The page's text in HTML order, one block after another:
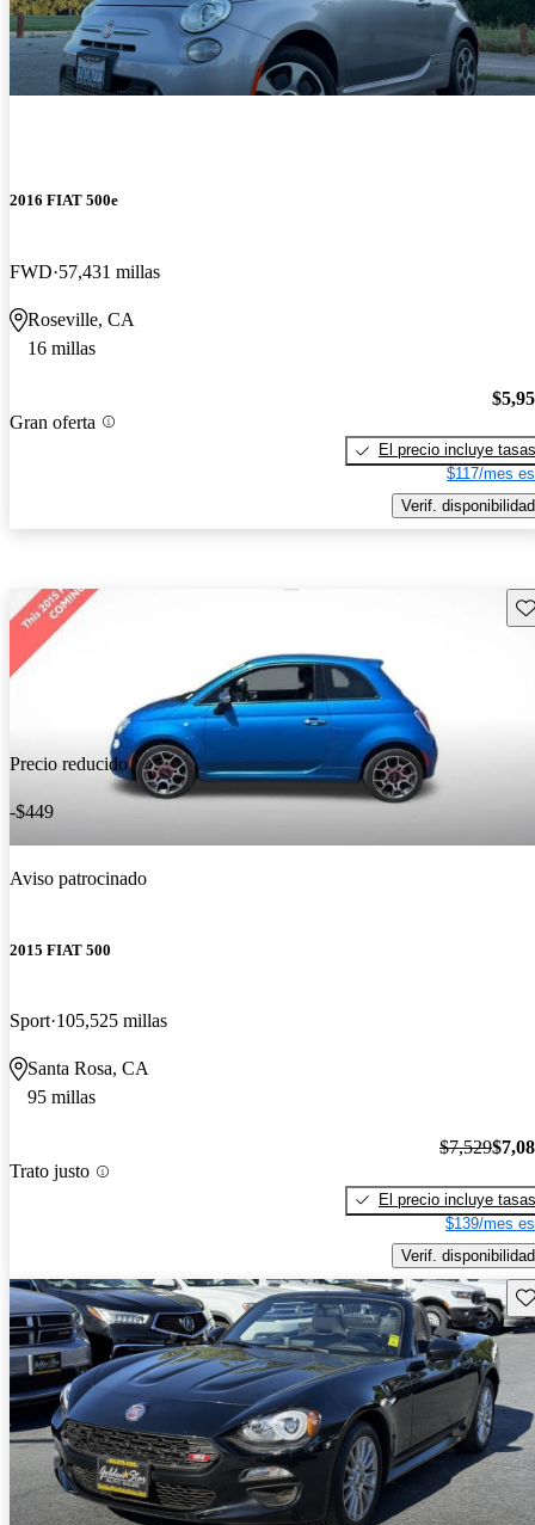
2016 FIAT 500e
FWD 57,431 millas
Roseville, CA
16 millas
Gran oferta
El precio incluye tasas
$117/mes
Verif. disponibilidad
Precio reducido
-$449
Aviso patrocinado
2015 FIAT 500
Sport 105,525 millas
Santa Rosa, CA
95 millas
Trato justo
$7,529
El precio incluye tasas
$139/mes
Verif. disponibilidad